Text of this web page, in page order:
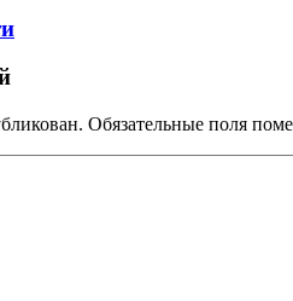
Обязательные поля